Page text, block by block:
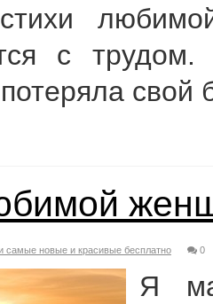
с
самые новые и красивые бесплатно 0
Я